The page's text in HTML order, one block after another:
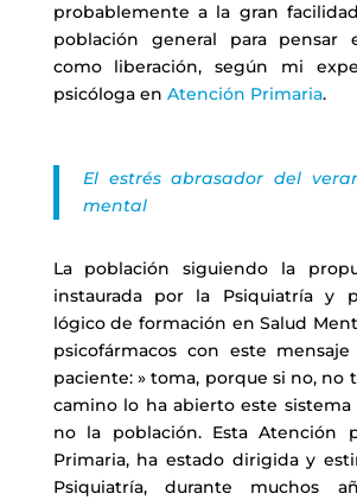
probablemente a la gran
población general para pensar
como liberación, según mi
psicóloga en Atención Primaria.
El estrés abrasador del
mental
La población siguiendo la
instaurada por la Psiquiatría y
lógico de formación en Salud
psicofármacos con este
paciente: » toma, porque si no, no
camino lo ha abierto este
no la población. Esta Atención
Primaria, ha estado dirigida y
Psiquiatría, durante muchos